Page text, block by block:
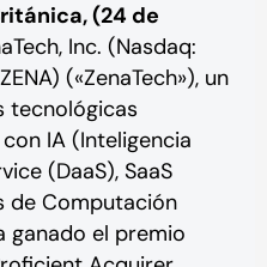
(24 de
Inc. (Nasdaq:
(«ZenaTech»), un
tecnológicas
IA (Inteligencia
(DaaS), SaaS
de Computación
ganado el premio